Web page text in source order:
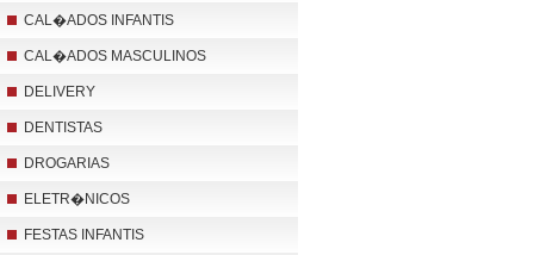
CAL�ADOS INFANTIS
CAL�ADOS MASCULINOS
DELIVERY
DENTISTAS
DROGARIAS
ELETR�NICOS
FESTAS INFANTIS